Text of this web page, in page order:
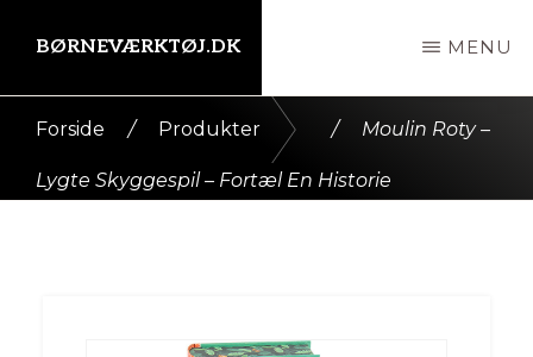
indhold
BØRNEVÆRKTØJ.DK MENU
Forside / Produkter / Moulin Roty –
Lygte Skyggespil – Fortæl En Historie